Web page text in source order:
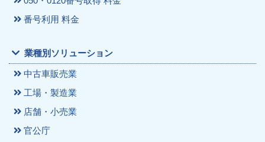
番号利用 料金
業種別ソリューション
中古車販売業
工場・製造業
店舗・小売業
官公庁